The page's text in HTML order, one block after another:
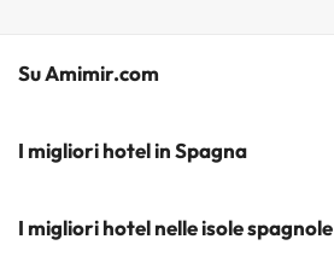
Su Amimir.com
Il Nostro Team
Iscrivetevi alla nostra newsletter
I migliori hotel in Spagna
Hotel a Salou
I migliori hotel nelle isole spagnole